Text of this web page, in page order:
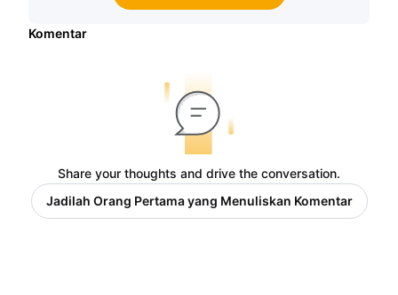
Komentar
Share your thoughts and drive the conversation.
Jadilah Orang Pertama yang Menuliskan Komentar